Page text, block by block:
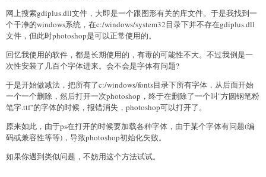
网上搜索gdiplus.dll文件，大即是一个跟图形有关的库文件。于是我找到一
个干净的windows系统，在c:/windows/system32目录下并不存在gdiplus.dll
文件，但此时photoshop是可以正常使用的。
回忆我使用的软件，都是长期使用的，有毒的可能性不大。不过我倒是一
次性安装了几百个字体进来。会不会是字体有问题?
于是开始做减法，把所有了c:/windows/fonts目录下所有字体，从后面开始
一个一个删除，然后打开一次photoshop，终于在删除了一个叫"方圆钢笔粉
笔字.ttf"的字体的时候，报错消失，photoshop可以打开了。
原来如此，由于ps在打开的时候要加载各种字体，由于某个字体有问题(编
码或兼容性等等)，导致photoshop初始化失败。
如果你遇到类似问题，不妨用这个方法试试。